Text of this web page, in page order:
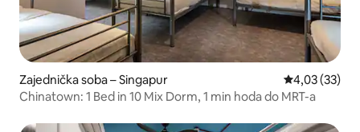
Zajednička soba – Singapur Prosječna
4,03 (33)
Chinatown: 1 Bed in 10 Mix Dorm, 1 min hoda do MRT-a